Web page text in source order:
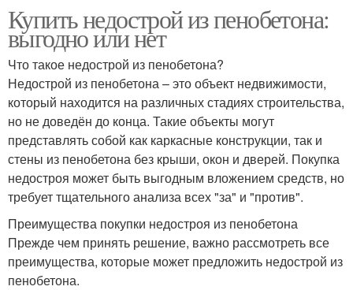
Купить недострой из пенобетона:
выгодно или нет
Что такое недострой из пенобетона?
Недострой из пенобетона – это объект недвижимости,
который находится на различных стадиях строительства,
но не доведён до конца. Такие объекты могут
представлять собой как каркасные конструкции, так и
стены из пенобетона без крыши, окон и дверей. Покупка
недостроя может быть выгодным вложением средств, но
требует тщательного анализа всех "за" и "против".
Преимущества покупки недостроя из пенобетона
Прежде чем принять решение, важно рассмотреть все
преимущества, которые может предложить недострой из
пенобетона.